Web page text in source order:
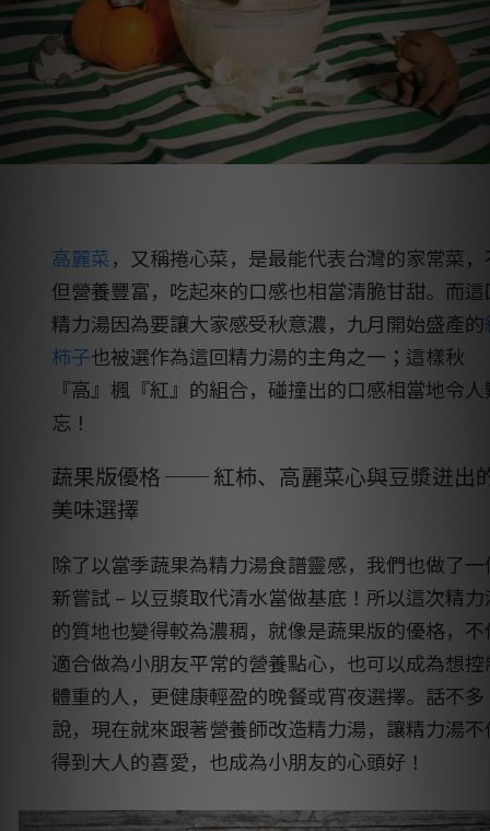
高麗菜，又稱捲心菜，是最能代表台灣的家常菜，
但營養豐富，吃起來的口感也相當清脆甘甜。而這
精力湯因為要讓大家感受秋意濃，九月開始盛產的
柿子也被選作為這回精力湯的主角之一；這樣秋
『高』楓『紅』的組合，碰撞出的口感相當地令
忘！
蔬果版優格── 紅柿、高麗菜心與豆漿迸出
美味選擇
除了以當季蔬果為精力湯食譜靈感，我們也做了一
新嘗試 – 以豆漿取代清水當做基底！所以這次精力
的質地也變得較為濃稠，就像是蔬果版的優格，不
適合做為小朋友平常的營養點心，也可以成為想控
體重的人，更健康輕盈的晚餐或宵夜選擇。話不多
說，現在就來跟著營養師改造精力湯，讓精力湯不
得到大人的喜愛，也成為小朋友的心頭好！